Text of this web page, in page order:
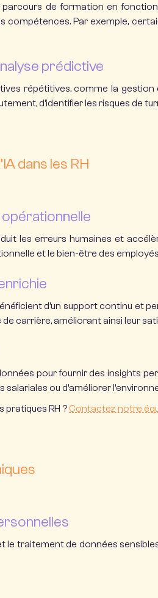
parcours de formation en
compétences. Par exemple,
prédictive
répétitives, comme la
d’identifier les risques de
dans les RH
les erreurs humaines et
et le bien-être des
d’un support continu et
carrière, améliorant ainsi leur
pour fournir des insights
ou d’améliorer
pratiques RH ? Contactez notre
le traitement de données